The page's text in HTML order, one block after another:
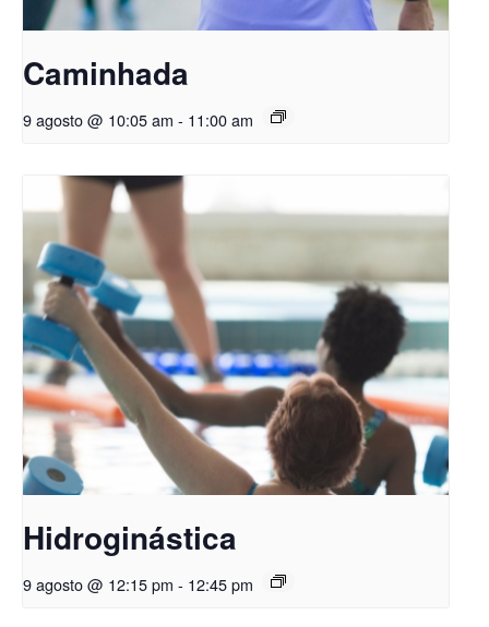
Caminhada
9 agosto @ 10:05 am - 11:00 am
Hidroginástica
9 agosto @ 12:15 pm - 12:45 pm